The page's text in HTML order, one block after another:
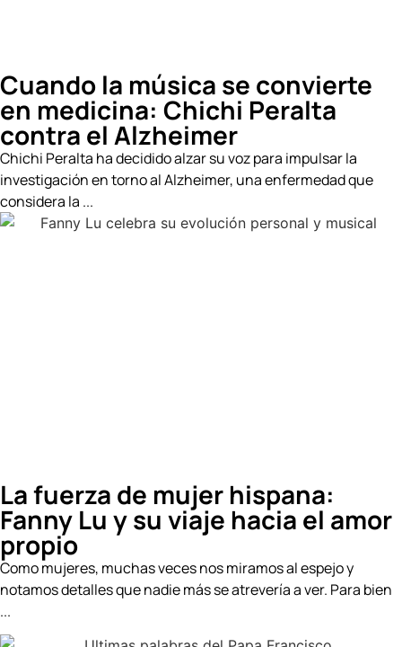
Cuando la música se convierte
en medicina: Chichi Peralta
contra el Alzheimer
Chichi Peralta ha decidido alzar su voz para impulsar la
investigación en torno al Alzheimer, una enfermedad que
considera la ...
La fuerza de mujer hispana:
Fanny Lu y su viaje hacia el amor
propio
Como mujeres, muchas veces nos miramos al espejo y
notamos detalles que nadie más se atrevería a ver. Para bien
...